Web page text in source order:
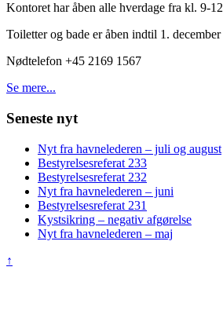
Kontoret har åben alle hverdage fra kl. 9-12
Toiletter og bade er åben indtil 1. december
Nødtelefon +45 2169 1567
Se mere...
Seneste nyt
Nyt fra havnelederen – juli og august
Bestyrelsesreferat 233
Bestyrelsesreferat 232
Nyt fra havnelederen – juni
Bestyrelsesreferat 231
Kystsikring – negativ afgørelse
Nyt fra havnelederen – maj
↑